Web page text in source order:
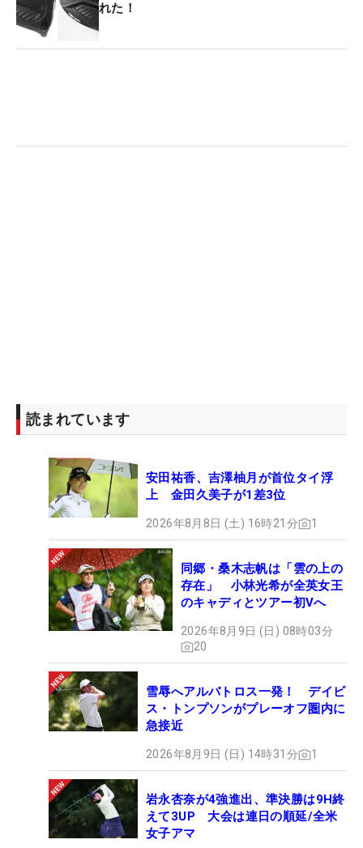
太陽の下にも直線の虹が出ていて、不思議な現象だ
なと思いました」と佐々木カメラマンも振り返っ
た。
れた！
読まれています
安田祐香、吉澤柚月が首位タイ浮
上 金田久美子が1差3位
2026年8月8日 (土) 16時21分 1
同郷・桑木志帆は「雲の上の
存在」 小林光希が全英女王
のキャディとツアー初Vへ
2026年8月9日 (日) 08時03分
20
雪辱へアルバトロス一発！ デイビ
ス・トンプソンがプレーオフ圏内に
急接近
2026年8月9日 (日) 14時31分 1
岩永杏奈が4強進出、準決勝は9H終
えて3UP 大会は連日の順延/全米
女子アマ